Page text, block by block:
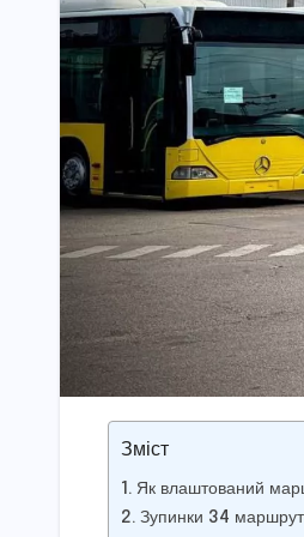
Зміст
Як влаштований
Зупинки 34